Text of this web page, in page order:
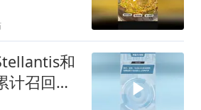
和
计召回超